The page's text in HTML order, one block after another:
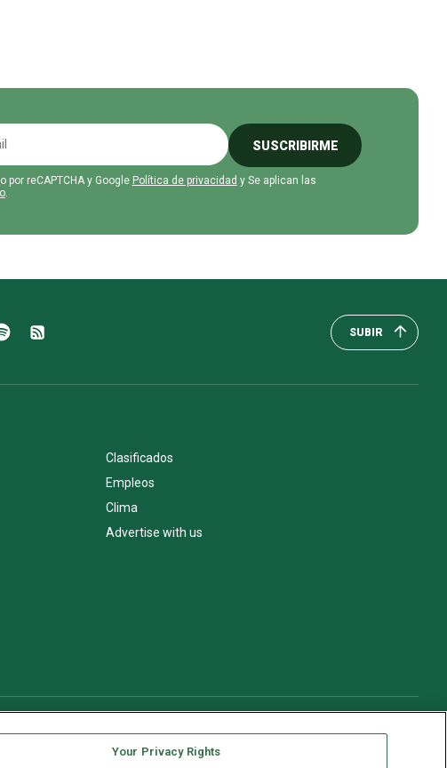
SUSCRIBIRME
por reCAPTCHA y Google Política de privacidad y Se aplican las
.
SUBIR
Clasificados
Empleos
Clima
Advertise with us
Your Privacy Rights